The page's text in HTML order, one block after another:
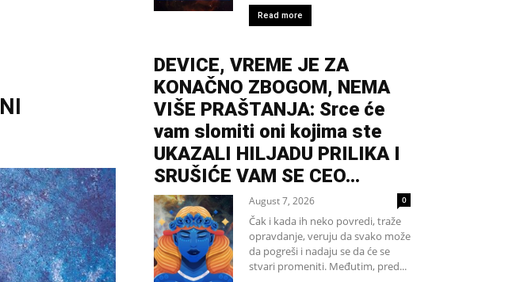
Read more
DEVICE, VREME JE ZA
KONAČNO ZBOGOM, NEMA
VIŠE PRAŠTANJA: Srce će
vam slomiti oni kojima ste
UKAZALI HILJADU PRILIKA I
SRUŠIĆE VAM SE CEO...
August 7, 2026 0
Čak i kada ih neko povredi, traže
opravdanje, veruju da svako može
da pogreši i nadaju se da će se
stvari promeniti. Međutim, pred...